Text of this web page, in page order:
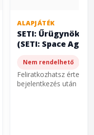
ALAPJÁTÉK
SETI:
(SETI: Space
promókártyával)
Nem rendelhető
Feliratkozhatsz
bejelentkezés után